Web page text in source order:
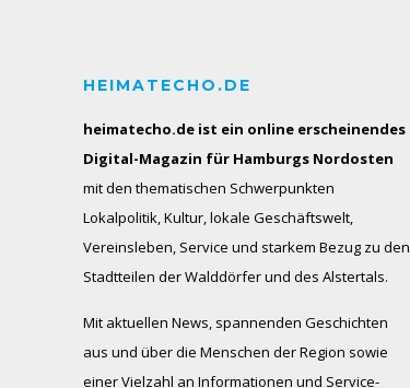
HEIMATECHO.DE
heimatecho.de ist ein online erscheinendes
Digital-Magazin für Hamburgs Nordosten
mit den thematischen Schwerpunkten
Lokalpolitik, Kultur, lokale Geschäftswelt,
Vereinsleben, Service und starkem Bezug zu den
Stadtteilen der Walddörfer und des Alstertals.
Mit aktuellen News, spannenden Geschichten
aus und über die Menschen der Region sowie
einer Vielzahl an Informationen und Service-